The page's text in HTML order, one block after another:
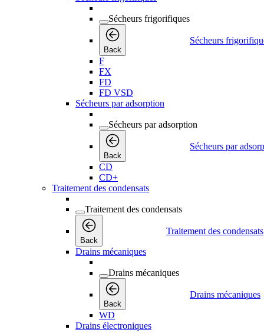
Sécheurs frigorifiques
Back
Sécheurs
F
FX
FD
FD VSD
Sécheurs par adsorption
Sécheurs par adsorption
Back
Sécheurs par
CD
CD+
Traitement des condensats
Traitement des condensats
Back
Traitement des condensats
Drains mécaniques
Drains mécaniques
Back
Drains mécaniques
WD
Drains électroniques